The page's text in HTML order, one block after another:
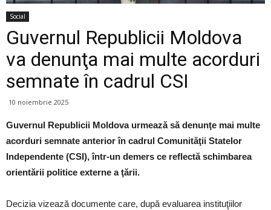
Social
Guvernul Republicii Moldova
va denunţa mai multe acorduri
semnate în cadrul CSI
10 noiembrie 2025
Guvernul Republicii Moldova urmează să denunţe mai multe
acorduri semnate anterior în cadrul Comunităţii Statelor
Independente (CSI), într‑un demers ce reflectă schimbarea
orientării politice externe a ţării.
Decizia vizează documente care, după evaluarea instituţiilor